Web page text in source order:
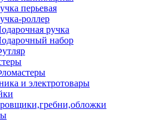
перьевая
роллер
ручка
набор
и электротовары